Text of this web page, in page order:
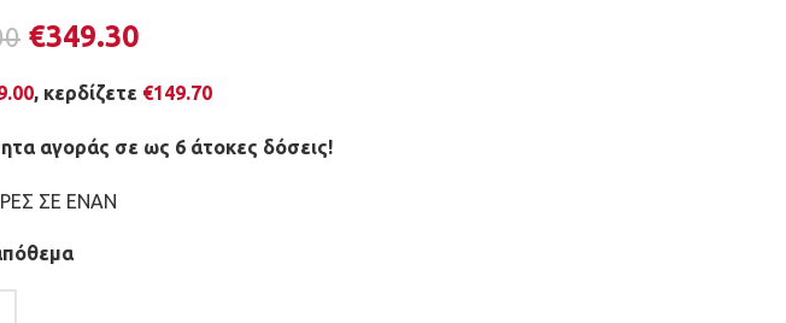
€349.30
, κερδίζετε €149.70
αγοράς σε ως 6 άτοκες δόσεις!
ΣΕ ΕΝΑΝ